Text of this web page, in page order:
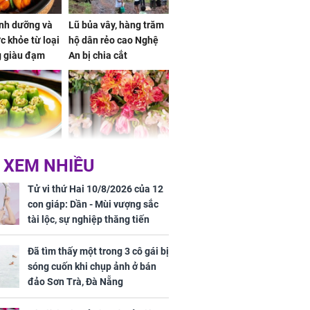
dưỡng và
khỏe từ loại
giàu đạm
Lũ bủa vây, hàng trăm
hộ dân rẻo cao Nghệ
An bị chia cắt
quả chợ
Nam cũng
mang lại
dụng bất
Dự báo 3 ngày đầu
tuần, thứ 2, thứ 3, thứ
4, 3 con giáp VƯỢNG
VẬN QUÝ NHÂN, bước
chân ra đường có tiền,
bước chân về nhà
ngập vàng, sung
sướng như Tiên
nhân Hồng
NHIỀU
Tử vi thứ Hai 10/8/2026 của 12
con giáp: Dần - Mùi vượng sắc
tài lộc, sự nghiệp thăng tiến
vượt bậc, Mão - Tỵ công việc
trắc trở, tiền bạc thiếu trước hụt
sau
Đã tìm thấy một trong 3 cô gái bị
sóng cuốn khi chụp ảnh ở bán
đảo Sơn Trà, Đà Nẵng